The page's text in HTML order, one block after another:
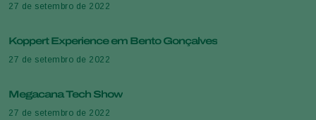
27 de setembro de 2022
Koppert Experience em Bento Gonçalves
27 de setembro de 2022
Megacana Tech Show
27 de setembro de 2022